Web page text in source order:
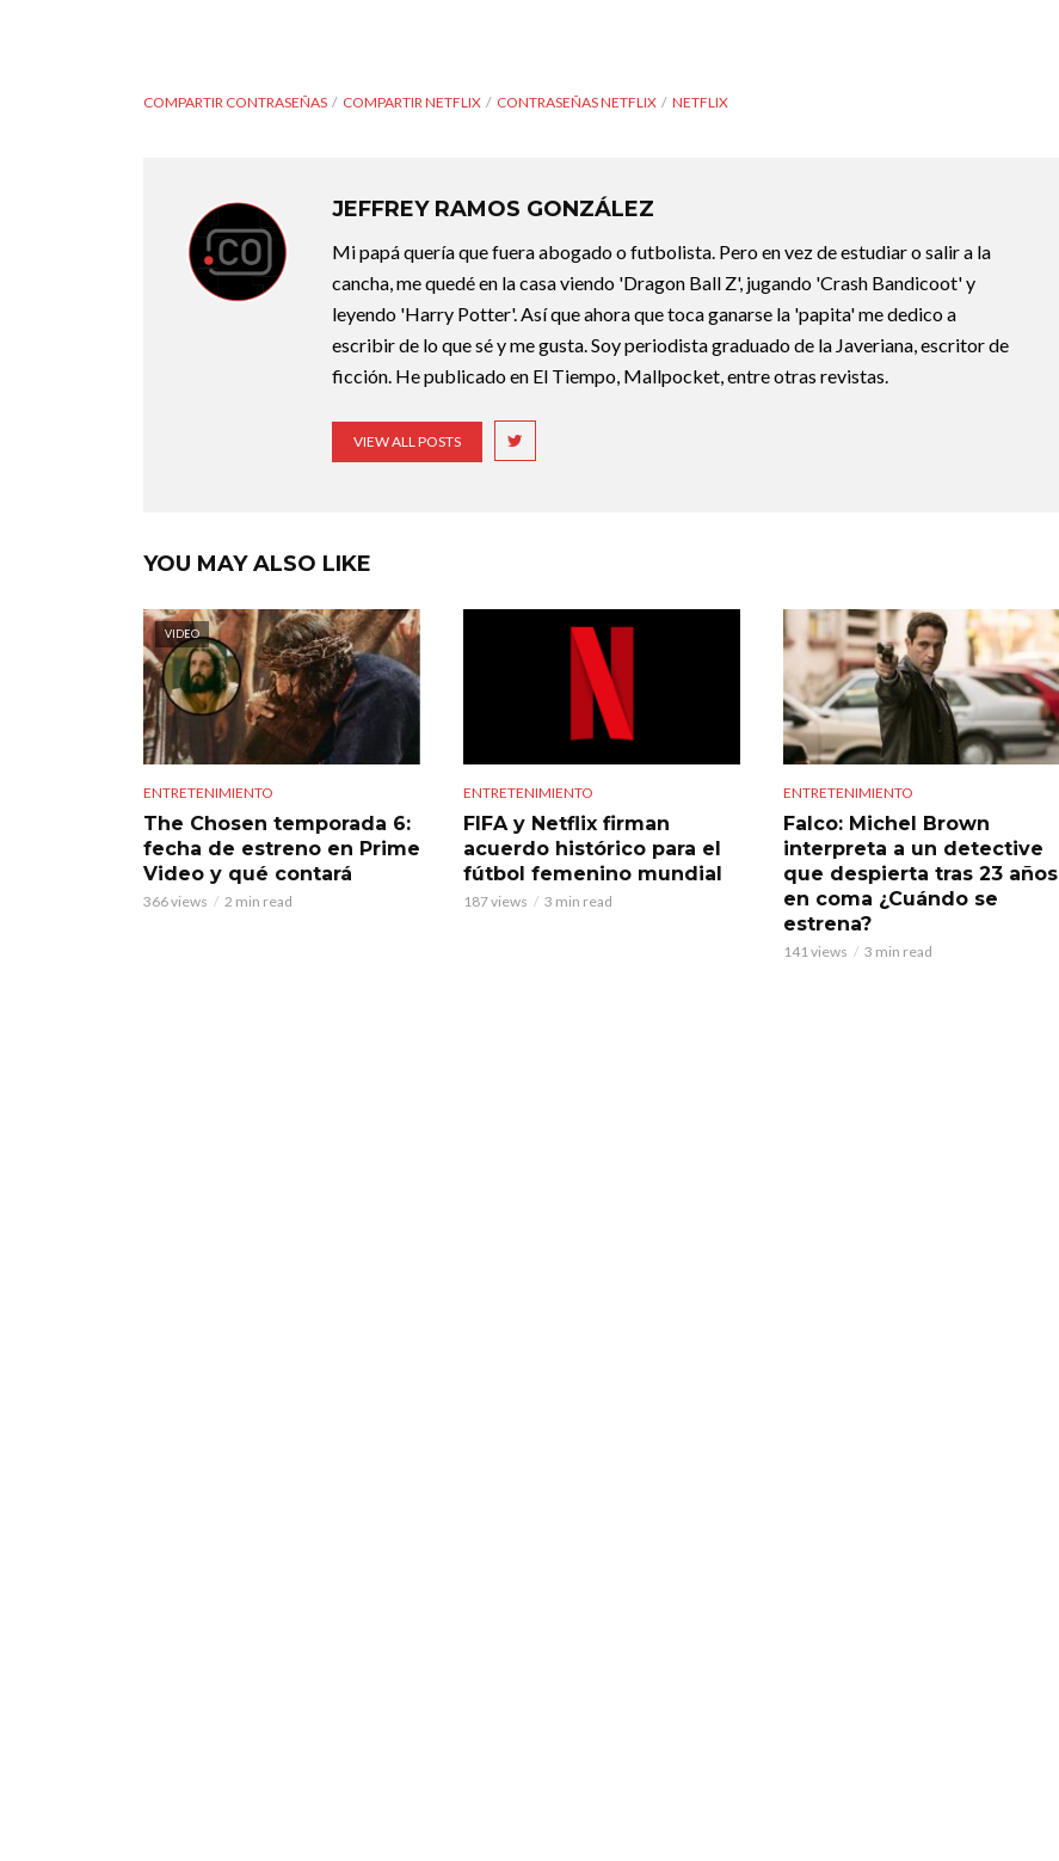
COMPARTIR CONTRASEÑAS COMPARTIR NETFLIX CONTRASEÑAS NETFLIX NETFLIX
JEFFREY RAMOS GONZÁLEZ
Mi papá quería que fuera abogado o futbolista. Pero en vez de estudiar o salir a la
cancha, me quedé en la casa viendo 'Dragon Ball Z', jugando 'Crash Bandicoot' y
leyendo 'Harry Potter'. Así que ahora que toca ganarse la 'papita' me dedico a
escribir de lo que sé y me gusta. Soy periodista graduado de la Javeriana, escritor de
ficción. He publicado en El Tiempo, Mallpocket, entre otras revistas.
VIEW ALL POSTS
YOU MAY ALSO LIKE
VIDEO
ENTRETENIMIENTO
The Chosen temporada 6:
fecha de estreno en Prime
Video y qué contará
366 views 2 min read
ENTRETENIMIENTO
FIFA y Netflix firman
acuerdo histórico para el
fútbol femenino mundial
187 views 3 min read
ENTRETENIMIENTO
Falco: Michel Brown
interpreta a un detective
que despierta tras 23 años
en coma ¿Cuándo se
estrena?
141 views 3 min read